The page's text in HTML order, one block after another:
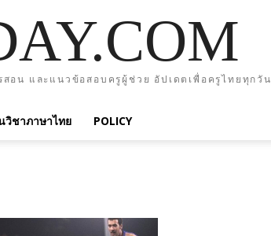
อน และแนวข้อสอบครูผู้ช่วย อัปเดตเพื่อครูไทยทุกวัน
วิชาภาษาไทย POLICY